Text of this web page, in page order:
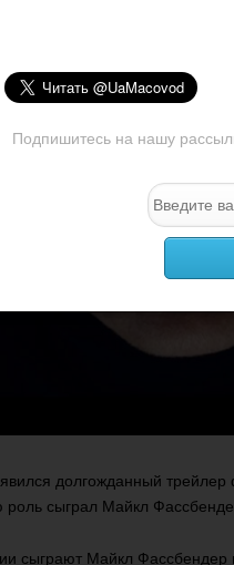
Подпишитесь на нашу
долгожданный
роль сыграл Майкл
сыграют Майкл